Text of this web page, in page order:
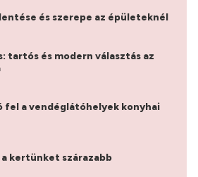
és szerepe az épületeknél
tartós és modern választás az
fel a vendéglátóhelyek konyhai
kertünket szárazabb